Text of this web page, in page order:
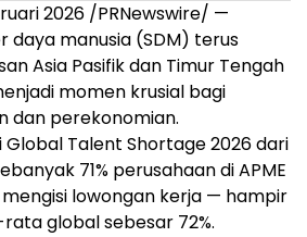
2026 /PRNewswire/ —
daya manusia (SDM) terus
Asia Pasifik dan Timur Tengah
momen krusial bagi
dan perekonomian.
Global Talent Shortage 2026 dari
71% perusahaan di APME
lowongan kerja — hampir
global sebesar 72%.